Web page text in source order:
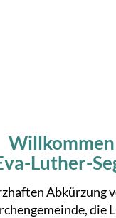
Willkommen
Luther-
Abkürzung
die